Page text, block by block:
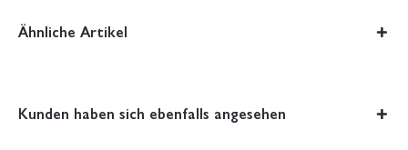
Ähnliche Artikel
Kunden haben sich ebenfalls angesehen